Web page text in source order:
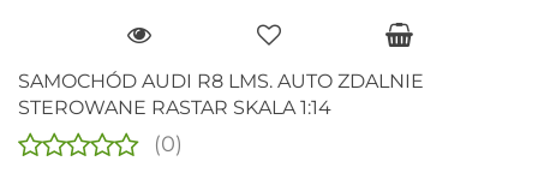
SAMOCHÓD AUDI R8 LMS. AUTO ZDALNIE
STEROWANE RASTAR SKALA 1:14
(0)